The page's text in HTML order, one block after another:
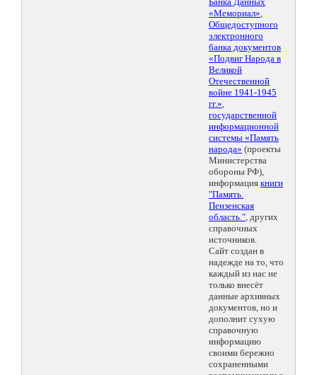
«Мемориал»,
Общедоступного
электронного
банка документов
«Подвиг Народа в
Великой
Отечественной
войне 1941-1945
гг.»,
государственной
информационной
системы «Память
народа» (проекты
Министерства
обороны РФ),
информация книги
"Память.
Пензенская
область.", других
справочных
источников.
Сайт создан в
надежде на то, что
каждый из нас не
только внесёт
данные архивных
документов, но и
дополнит сухую
справочную
информацию
своими бережно
сохраненными